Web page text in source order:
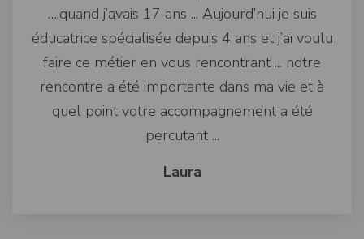
….quand j’avais 17 ans ... Aujourd’hui je suis
éducatrice spécialisée depuis 4 ans et j’ai voulu
faire ce métier en vous rencontrant ... notre
rencontre a été importante dans ma vie et à
quel point votre accompagnement a été
percutant ...
Laura